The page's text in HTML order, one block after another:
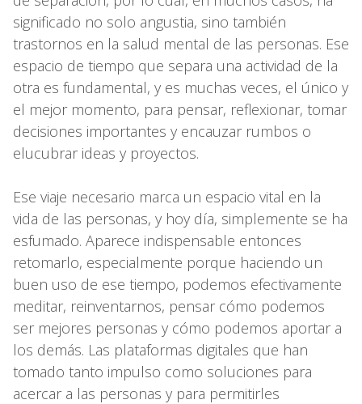
significado no solo angustia, sino también
trastornos en la salud mental de las personas. Ese
espacio de tiempo que separa una actividad de la
otra es fundamental, y es muchas veces, el único y
el mejor momento, para pensar, reflexionar, tomar
decisiones importantes y encauzar rumbos o
elucubrar ideas y proyectos.
Ese viaje necesario marca un espacio vital en la
vida de las personas, y hoy día, simplemente se ha
esfumado. Aparece indispensable entonces
retomarlo, especialmente porque haciendo un
buen uso de ese tiempo, podemos efectivamente
meditar, reinventarnos, pensar cómo podemos
ser mejores personas y cómo podemos aportar a
los demás. Las plataformas digitales que han
tomado tanto impulso como soluciones para
acercar a las personas y para permitirles